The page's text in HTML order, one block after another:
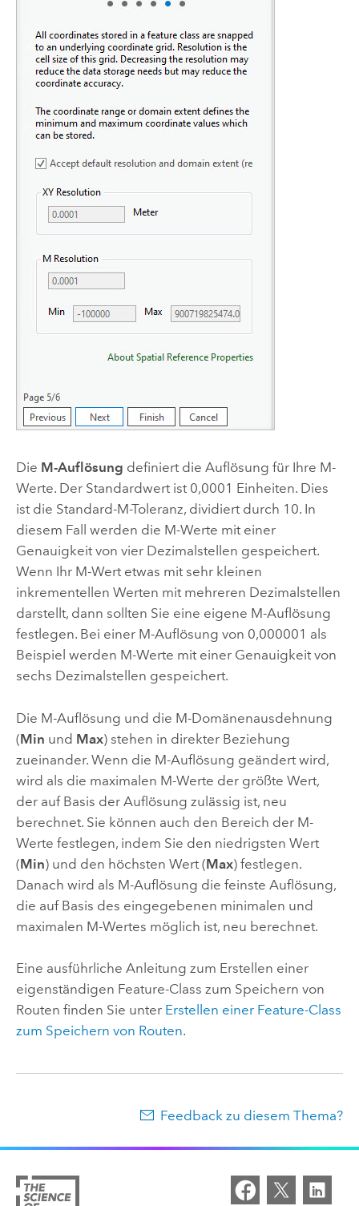
Die M-Auflösung definiert die Auflösung für Ihre M-
Werte. Der Standardwert ist 0,0001 Einheiten. Dies
ist die Standard-M-Toleranz, dividiert durch 10. In
diesem Fall werden die M-Werte mit einer
Genauigkeit von vier Dezimalstellen gespeichert.
Wenn Ihr M-Wert etwas mit sehr kleinen
inkrementellen Werten mit mehreren Dezimalstellen
darstellt, dann sollten Sie eine eigene M-Auflösung
festlegen. Bei einer M-Auflösung von 0,000001 als
Beispiel werden M-Werte mit einer Genauigkeit von
sechs Dezimalstellen gespeichert.
Die M-Auflösung und die M-Domänenausdehnung
(Min und Max) stehen in direkter Beziehung
zueinander. Wenn die M-Auflösung geändert wird,
wird als die maximalen M-Werte der größte Wert,
der auf Basis der Auflösung zulässig ist, neu
berechnet. Sie können auch den Bereich der M-
Werte festlegen, indem Sie den niedrigsten Wert
(Min) und den höchsten Wert (Max) festlegen.
Danach wird als M-Auflösung die feinste Auflösung,
die auf Basis des eingegebenen minimalen und
maximalen M-Wertes möglich ist, neu berechnet.
Eine ausführliche Anleitung zum Erstellen einer
eigenständigen Feature-Class zum Speichern von
Routen finden Sie unter Erstellen einer Feature-Class
zum Speichern von Routen.
Feedback zu diesem Thema?